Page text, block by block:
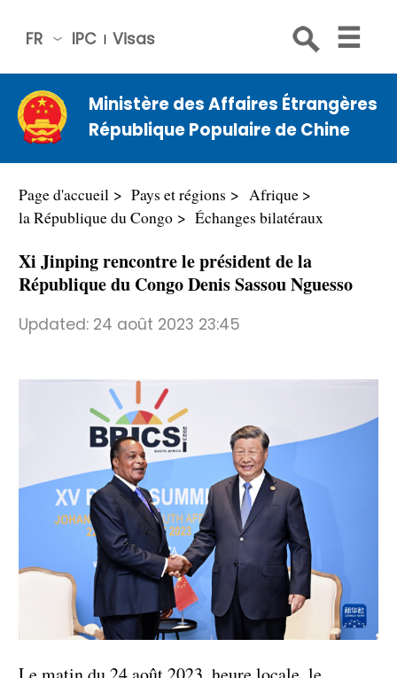
IPC Visas
FR
中文
Engli
sh
Русс
Espa
عربي
Ministère des Affaires Étrangères
République Populaire de Chine
Page d'accueil Pays et régions
Afrique
la République du Congo
Échanges bilatéraux
Xi Jinping rencontre le président de la
République du Congo Denis Sassou Nguesso
Updated: 24 août 2023 23:45